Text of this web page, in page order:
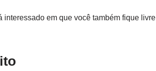
em que você também fique livre